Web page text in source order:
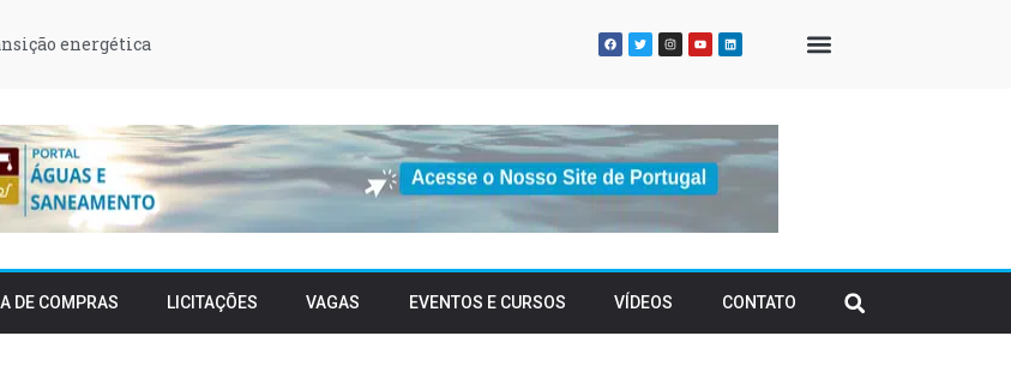
energética
DE COMPRAS LICITAÇÕES VAGAS EVENTOS E CURSOS VÍDEOS CONTATO